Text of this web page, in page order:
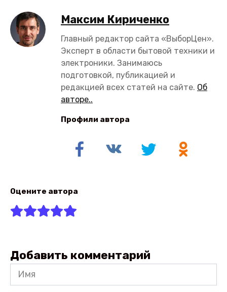
Максим Кириченко
Главный редактор сайта «ВыборЦен».
Эксперт в области бытовой техники и
электроники. Занимаюсь
подготовкой, публикацией и
редакцией всех статей на сайте. Об
авторе..
Профили автора
Оцените автора
Добавить комментарий
Имя
*